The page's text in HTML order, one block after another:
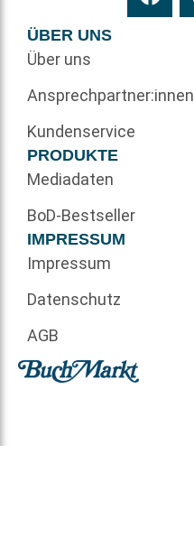
ÜBER UNS
Über uns
Ansprechpartner:innen
Kundenservice
PRODUKTE
Mediadaten
BoD-Bestseller
IMPRESSUM
Impressum
Datenschutz
AGB